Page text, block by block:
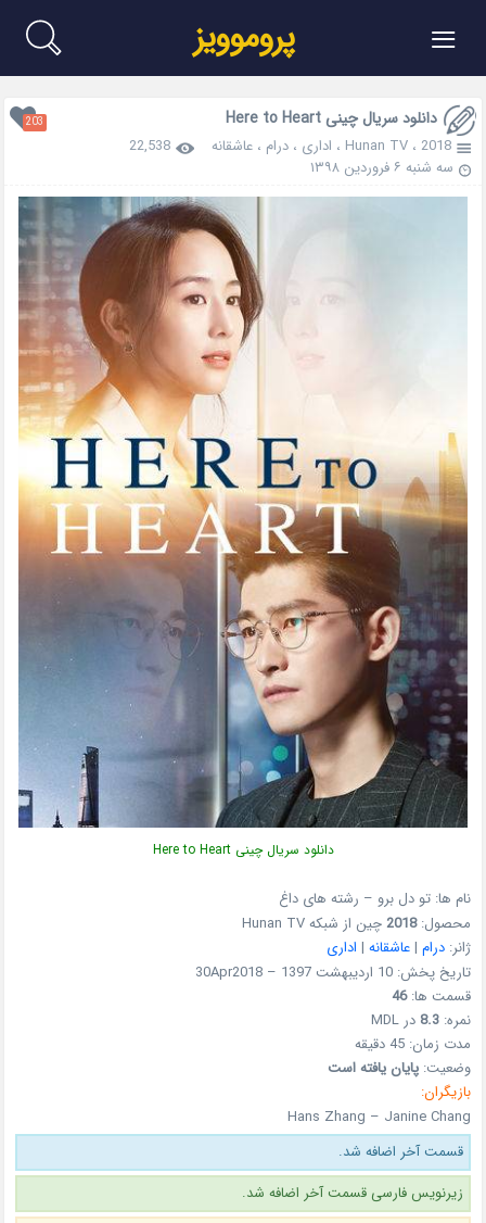
≡ پروموویز
دانلود سریال چینی Here to Heart 203
2018 ،Hunan TV ، اداری ،درام ،عاشقانه
22,538
سه شنبه ۶ فروردین ۱۳۹۸
دانلود سریال چینی Here to Heart
نام ها: تو دل برو – رشته های داغ
محصول:2018چین از شبکه Hunan TV
ژانر:درام |عاشقانه | اداری
تاریخ پخش: 10 اردیبهشت 1397 – 30Apr2018
قسمت ها:46
نمره:8.3 در MDL
مدت زمان: 45 دقیقه
وضعیت:پایان یافته است
بازیگران:
Hans Zhang – Janine Chang
قسمت آخر اضافه شد.
زیرنویس فارسی قسمت آخر اضافه شد.